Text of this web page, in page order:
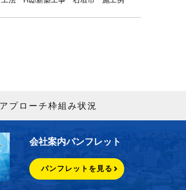
プローチ枠組み状況
会社案内パンフレット
パンフレットを見る